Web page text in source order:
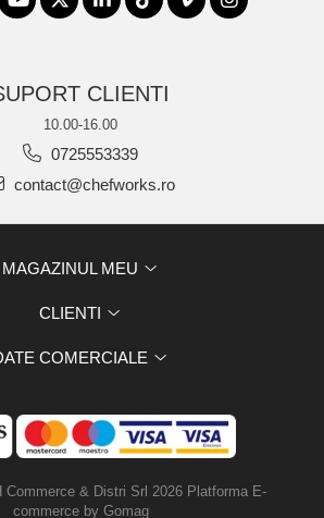
CLIENTI
10.00-16.00
0725553339
contact@chefworks.ro
MAGAZINUL MEU
CLIENTI
COMERCIALE
& Distri Srl 2026 Platforma E-
commerce by Gomag